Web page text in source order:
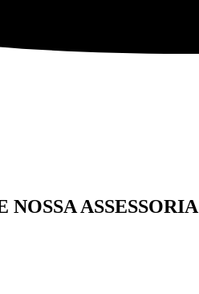
ASSESSORIA